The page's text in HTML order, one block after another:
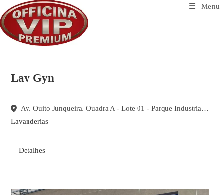
para
o
conteúdo
Menu
Lav Gyn
Av. Quito Junqueira, Quadra A - Lote 01 - Parque Industrial Paulista, Goiânia - GO
Lavanderias
Detalhes